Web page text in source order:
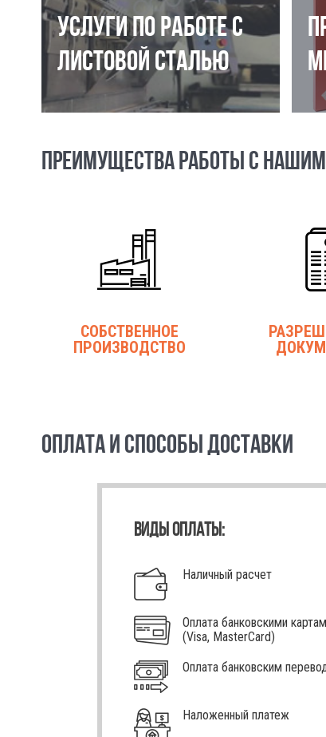
УСЛУГИ ПО РАБОТЕ С
ЛИСТОВОЙ СТАЛЬЮ
ПРЕИМУЩЕСТВА РАБОТЫ С
СОБСТВЕННОЕ
ПРОИЗВОДСТВО
ОПЛАТА И СПОСОБЫ ДОСТАВКИ
ВИДЫ ОПЛАТЫ:
Наличный расчет
Оплата банковскими
(Visa, MasterCard)
Оплата банковским
Наложенный платеж